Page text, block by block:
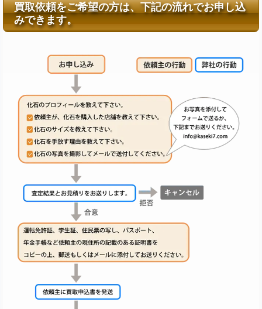
買取依頼をご希望の方は、下記の流れでお申し込
みできます。